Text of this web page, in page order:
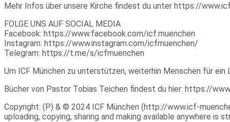
Mehr Infos über unsere Kirche findest du unter https://
FOLGE UNS AUF SOCIAL MEDIA
Facebook: https://www.facebook.com/icf.muenchen
Instagram: https://www.instagram.com/icfmuenchen/
Telegram: https://t.me/s/icfmuenchen
Um ICF München zu unterstützen, weiterhin Menschen für
Bücher von Pastor Tobias Teichen findest du hier: https://
Copyright: (P) & © 2024 ICF München (http://www.icf-
uploading, copying, sharing and making available anywhere is